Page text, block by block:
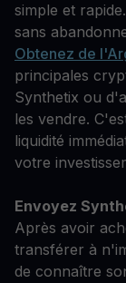
simple et
sans
Obtenez de
principales
Synthetix ou
les vendre.
liquidité
votre
Envoyez
Après avoir
transférer à
de connaître